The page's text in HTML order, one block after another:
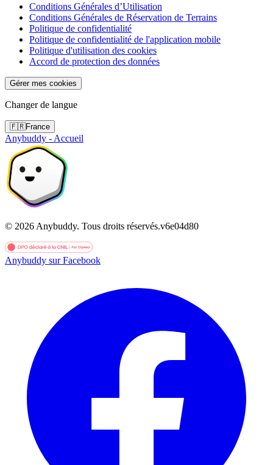
Conditions Générales d’Utilisation
Conditions Générales de Réservation de Terrains
Politique de confidentialité
Politique de confidentialité de l'application mobile
Politique d'utilisation des cookies
Accord de protection des données
Gérer mes cookies
Changer de langue
🇫🇷France
Anybuddy - Accueil
© 2026 Anybuddy. Tous droits réservés.v6e04d80
Anybuddy sur Facebook